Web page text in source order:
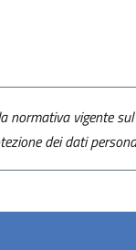
vigente
dei dati